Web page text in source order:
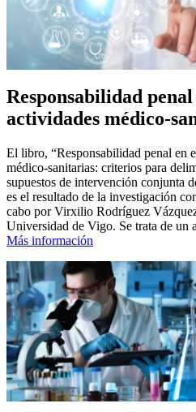
Responsabilidad
actividades médico-
El libro, “Responsabilidad penal en
médico-sanitarias: criterios para
supuestos de intervención conjunta
es el resultado de la investigación
cabo por Virxilio Rodríguez
Universidad de Vigo. Se trata de un
Más información